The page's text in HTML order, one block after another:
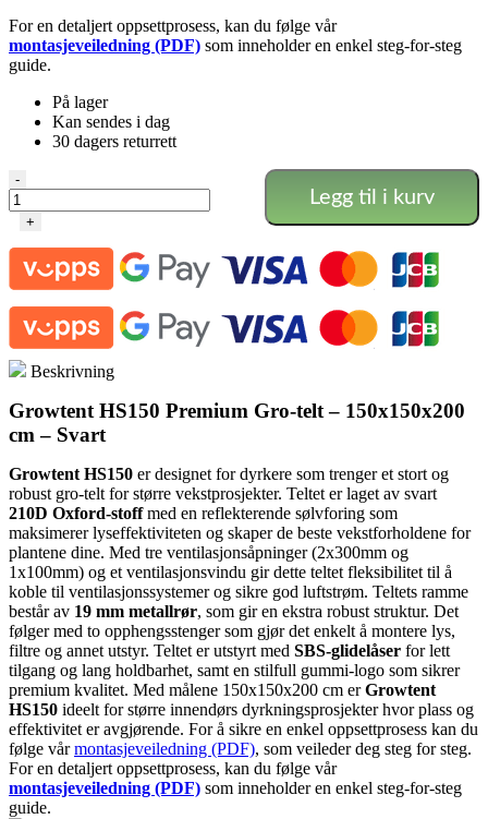
For en detaljert oppsettprosess, kan du følge vår
montasjeveiledning (PDF) som inneholder en enkel steg-for-steg
guide.
På lager
Kan sendes i dag
30 dagers returrett
Growtent
Black
–
(150x150x200
cm)
antall
-
+
Legg til i kurv
Beskrivning
Growtent HS150 Premium Gro-telt – 150x150x200
cm – Svart
Growtent HS150 er designet for dyrkere som trenger et stort og
robust gro-telt for større vekstprosjekter. Teltet er laget av svart
210D Oxford-stoffmed en reflekterende sølvforing som
maksimerer lyseffektiviteten og skaper de beste vekstforholdene for
plantene dine. Med tre ventilasjonsåpninger (2x300mm og
1x100mm) og et ventilasjonsvindu gir dette teltet fleksibilitet til å
koble til ventilasjonssystemer og sikre god luftstrøm. Teltets ramme
består av 19 mm metallrør, som gir en ekstra robust struktur. Det
følger med to opphengsstenger som gjør det enkelt å montere lys,
filtre og annet utstyr. Teltet er utstyrt med SBS-glidelåser for lett
tilgang og lang holdbarhet, samt en stilfull gummi-logo som sikrer
premium kvalitet. Med målene 150x150x200 cm erGrowtent
HS150 ideelt for større innendørs dyrkningsprosjekter hvor plass og
effektivitet er avgjørende. For å sikre en enkel oppsettprosess kan du
følge vårmontasjeveiledning (PDF), som veileder deg steg for steg.
For en detaljert oppsettprosess, kan du følge vår
montasjeveiledning (PDF) som inneholder en enkel steg-for-steg
guide.